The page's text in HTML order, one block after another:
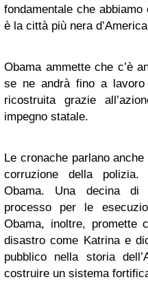
fondamentale che
è la città più nera
Obama ammette che c’è
se ne andrà fino a
ricostruita grazie
impegno statale.
Le cronache parlano
corruzione della polizia.
Obama. Una decina di
processo per le
Obama, inoltre,
disastro come Katrina e
pubblico nella storia
costruire un sistema